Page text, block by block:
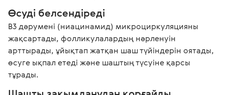
Өсуді белсендіреді
В3 дәрумені (ниацинамид) микроциркуляцияны
жақсартады, фолликулалардың нәрленуін
арттырады, ұйықтап жатқан шаш түйіндерін оятады,
өсуге ықпал етеді және шаштың түсуіне қарсы
тұрады.